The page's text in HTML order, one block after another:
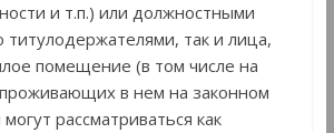
и т.п.) или должностными
титулодержателями, так и лица,
помещение (в том числе на
в нем на законном
рассматриваться как